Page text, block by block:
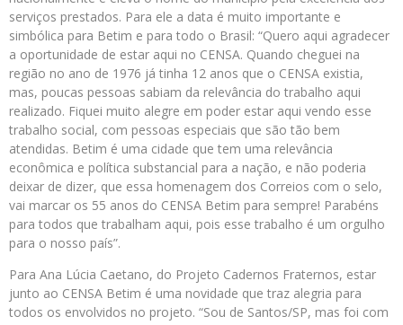
serviços prestados. Para ele a data é muito importante e
simbólica para Betim e para todo o Brasil: “Quero aqui agradecer
a oportunidade de estar aqui no CENSA. Quando cheguei na
região no ano de 1976 já tinha 12 anos que o CENSA existia,
mas, poucas pessoas sabiam da relevância do trabalho aqui
realizado. Fiquei muito alegre em poder estar aqui vendo esse
trabalho social, com pessoas especiais que são tão bem
atendidas. Betim é uma cidade que tem uma relevância
econômica e política substancial para a nação, e não poderia
deixar de dizer, que essa homenagem dos Correios com o selo,
vai marcar os 55 anos do CENSA Betim para sempre! Parabéns
para todos que trabalham aqui, pois esse trabalho é um orgulho
para o nosso país”.
Para Ana Lúcia Caetano, do Projeto Cadernos Fraternos, estar
junto ao CENSA Betim é uma novidade que traz alegria para
todos os envolvidos no projeto. “Sou de Santos/SP, mas foi com